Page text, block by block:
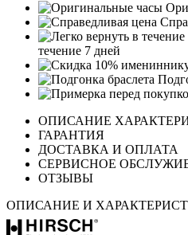
течение 7 дней
ОПИСАНИЕ
ГАРАНТИЯ
ДОСТАВКА И ОПЛАТА
СЕРВИСНОЕ
ОТЗЫВЫ
ОПИСАНИЕ И